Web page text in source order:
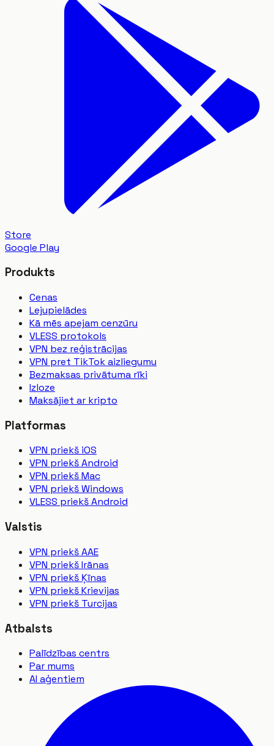
Store
Google Play
Produkts
Cenas
Lejupielādes
Kā mēs apejam cenzūru
VLESS protokols
VPN bez reģistrācijas
VPN pret TikTok aizliegumu
Bezmaksas privātuma rīki
Izloze
Maksājiet ar kripto
Platformas
VPN priekš iOS
VPN priekš Android
VPN priekš Mac
VPN priekš Windows
VLESS priekš Android
Valstis
VPN priekš AAE
VPN priekš Irānas
VPN priekš Ķīnas
VPN priekš Krievijas
VPN priekš Turcijas
Atbalsts
Palīdzības centrs
Par mums
AI aģentiem